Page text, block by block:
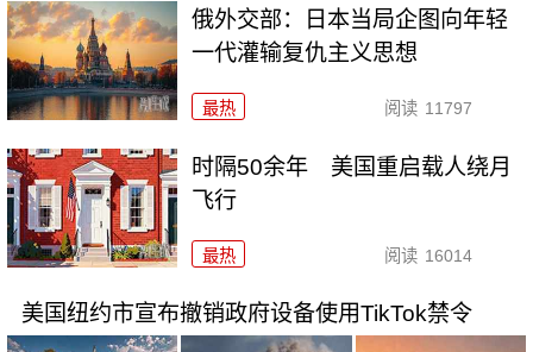
俄外交部：日本当局企图向年轻
一代灌输复仇主义思想
最热 阅读 11797
时隔50余年 美国重启载人绕月
飞行
最热 阅读 16014
美国纽约市宣布撤销政府设备使用TikTok禁令